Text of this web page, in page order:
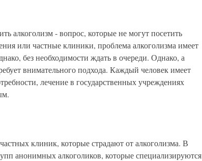
алкоголизм - вопрос, которые не могут посетить
или частные клиники, проблема алкоголизма имеет
без необходимости ждать в очереди. Однако, а
внимательного подхода. Каждый человек имеет
лечение в государственных учреждениях
клиник, которые страдают от алкоголизма. В
анонимных алкоголиков, которые специализируются